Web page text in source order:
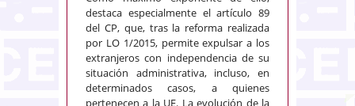
destaca especialmente el artículo 89
del CP, que, tras la reforma realizada
por LO 1/2015, permite expulsar a los
extranjeros con independencia de su
situación administrativa, incluso, en
determinados casos, a quienes
pertenecen a la UE. La evolución de la